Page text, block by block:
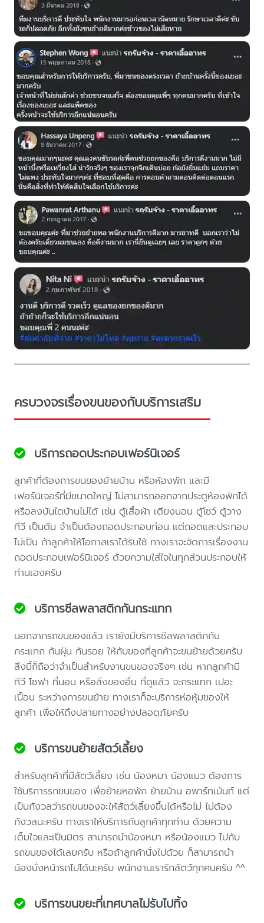
ครบวงจรเรื่องขนของกับบริการเสริม
บริการถอดประกอบเฟอร์นิเจอร์
ลูกค้าที่ต้องการขนของย้ายบ้าน หรือห้องพัก และมี
เฟอร์นิเจอร์ที่มีขนาดใหญ่ ไม่สามารถออกจากประตูห้องพักได้
หรือลงบันไดบ้านไม่ได้ เช่น ตู้เสื้อผ้า เตียงนอน ตู้โชว์ ตู้วาง
ทีวี เป็นต้น จำเป็นต้องถอดประกอบก่อน แต่ถอดและประกอบ
ไม่เป็น ถ้าลูกค้าให้โอกาสเราได้รับใช้ ทางเราจะจัดการเรื่องงาน
ถอดประกอบเฟอร์นิเจอร์ ด้วยความใส่ใจในทุกส่วนประกอบให้
ท่านเองครับ
บริการซีลพลาสติกกันกระแทก
นอกจากรถขนของแล้ว เรายังมีบริการซีลพลาสติกกัน
กระแทก กันฝุ่น กันรอย ให้กับของที่ลูกค้าจะขนย้ายด้วยครับ
สิ่งนี้ก็ถือว่าจำเป็นสำหรับงานขนของจริงๆ เช่น หากลูกค้ามี
ทีวี โซฟา ที่นอน หรือสิ่งของอื่น ที่ดูแล้ว จะกระแทก เปอะ
เปื้อน ระหว่างการขนย้าย ทางเราก็จะบริการห่อหุ้มของให้
ลูกค้า เพื่อให้ถึงปลายทางอย่างปลอดภัยครับ
บริการขนย้ายสัตว์เลี้ยง
สำหรับลูกค้าที่มีสัตว์เลี้ยง เช่น น้องหมา น้องแมว ต้องการ
ใช้บริการรถขนของ เพื่อย้ายหอพัก ย้ายบ้าน อพาร์ทเม้นท์ แต่
เป็นกังวลว่ารถขนของจะให้สัตว์เลี้ยงขึ้นได้หรือไม่ ไม่ต้อง
กังวลนะครับ ทางเราให้บริการกับลูกค้าทุกท่าน ด้วยความ
เต็มใจและเป็นมิตร สามารถนำน้องหมา หรือน้องแมว ไปกับ
รถขนของได้เลยครับ หรือถ้าลูกค้านั่งไปด้วย ก็สามารถนำ
น้องนั่งหน้ารถไปได้นะครับ พนักงานเรารักสัตว์ทุกคนครับ ^^
บริการขนขยะที่เทศบาลไม่รับไปทิ้ง